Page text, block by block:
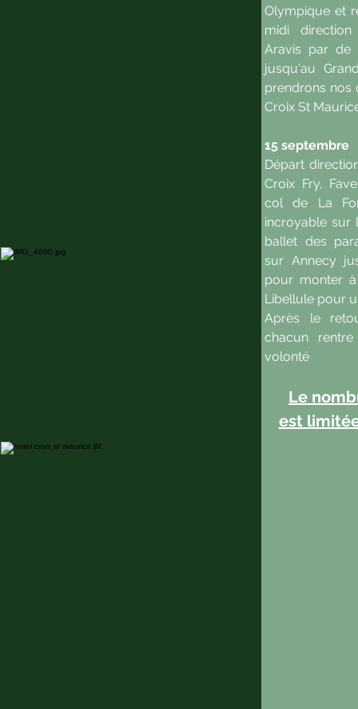
Olympique et
midi
Aravis par de
jusqu'au
prendrons nos
Croix St
15 septembre
Départ
Croix Fry,
col de La
incroyable sur
ballet des
sur Annecy
pour monter
Libellule pour
Après le
chacun
volonté
Le
est